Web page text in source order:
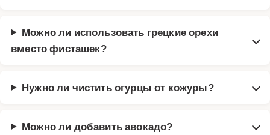
Можно ли использовать грецкие орехи
вместо фисташек?
Нужно ли чистить огурцы от кожуры?
Можно ли добавить авокадо?